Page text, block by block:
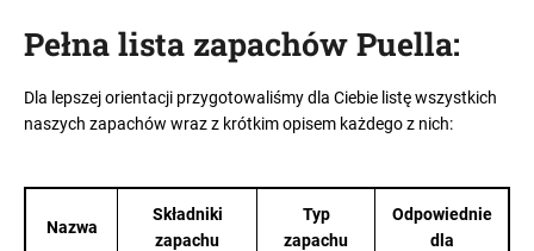
Pełna lista zapachów Puella:
Dla lepszej orientacji przygotowaliśmy dla Ciebie listę wszystkich
naszych zapachów wraz z krótkim opisem każdego z nich:
Nazwa
Składniki
zapachu
Typ
zapachu
Odpowiednie
dla